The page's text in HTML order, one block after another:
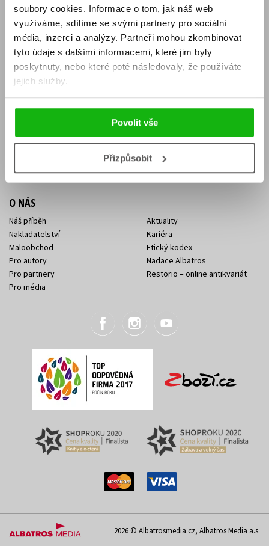
soubory cookies. Informace o tom, jak náš web
využíváme, sdílíme se svými partnery pro sociální
média, inzerci a analýzy. Partneři mohou zkombinovat
tyto údaje s dalšími informacemi, které jim byly
poskytnuty, nebo které poté následovaly, že používáte
jejich služby.
Povolit vše
Přizpůsobit
E-SHOP
Aktuality
Naši autoři
Obchodní podmínky
Jak nakoupit
Knižní novinky
Dárkové poukazy
Affiliate program
KONTAKTY
Sídlo společnosti
Kontakty Albatros Media
O NÁS
Náš příběh
Nakladatelství
Maloobchod
Pro autory
Pro partnery
Pro média
Aktuality
Kariéra
Etický kodex
Nadace Albatros
Restorio – online antikvariát
2026 © Albatrosmedia.cz, Albatros Media a.s.